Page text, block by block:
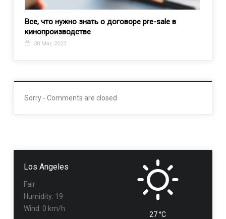
Все, что нужно знать о договоре pre-sale в
кинопроизводстве
30 Mar, 2023
Sorry - Comments are closed
Los Angeles
Fair
Humidity: 19
Wind: 0 km/h
27 °C